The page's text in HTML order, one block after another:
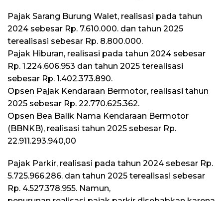
Pajak Sarang Burung Walet, realisasi pada tahun
2024 sebesar Rp. 7.610.000. dan tahun 2025
terealisasi sebesar Rp. 8.800.000.
Pajak Hiburan, realisasi pada tahun 2024 sebesar
Rp. 1.224.606.953 dan tahun 2025 terealisasi
sebesar Rp. 1.402.373.890.
Opsen Pajak Kendaraan Bermotor, realisasi tahun
2025 sebesar Rp. 22.770.625.362.
Opsen Bea Balik Nama Kendaraan Bermotor
(BBNKB), realisasi tahun 2025 sebesar Rp.
22.911.293.940,00
Pajak Parkir, realisasi pada tahun 2024 sebesar Rp.
5.725.966.286. dan tahun 2025 terealisasi sebesar
Rp. 4.527.378.955. Namun,